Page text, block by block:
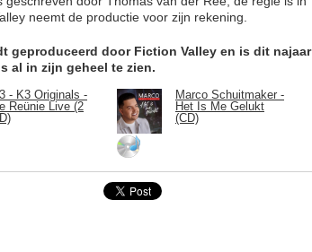
neemt de productie voor zijn rekening.
geproduceerd door Fiction Valley en is dit najaar
al in zijn geheel te zien.
- K3 Originals -
Reünie Live (2
Marco Schuitmaker -
Het Is Me Gelukt
(CD)